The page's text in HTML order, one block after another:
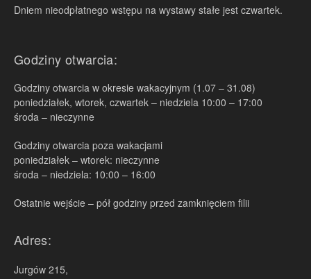
Dniem nieodpłatnego wstępu na wystawy stałe jest czwartek.
Godziny otwarcia:
Godziny otwarcia w okresie wakacyjnym (1.07 – 31.08)
poniedziałek, wtorek, czwartek – niedziela 10:00 – 17:00
środa – nieczynne
Godziny otwarcia poza wakacjami
poniedziałek – wtorek: nieczynne
środa – niedziela: 10:00 – 16:00
Ostatnie wejście – pół godziny przed zamknięciem filii
Adres:
Jurgów 215,